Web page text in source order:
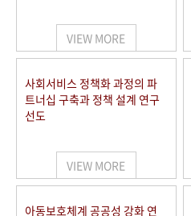
VIEW MORE
사회서비스 정책화 과정의 파
트너십 구축과 정책 설계 연구
선도
VIEW MORE
아동보호체계 공공성 강화 연